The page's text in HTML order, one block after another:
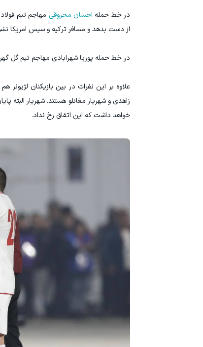
در خط حمله احسان محروقی
از دست بدهد و مسافر ترکیه و سپس امریکا
در خط حمله پوریا شهرابادی مهاجم تیم گل
علاوه بر این نفرات در بین بازیکنان
زاهدی و شهریار مغانلو هستند. شهریار
خواهد داشت که این اتفاق رخ نداد.